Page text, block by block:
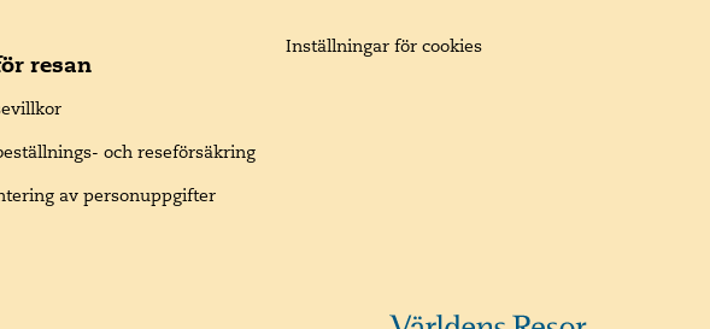
resan
och reseförsäkring
av personuppgifter
Inställningar för cookies